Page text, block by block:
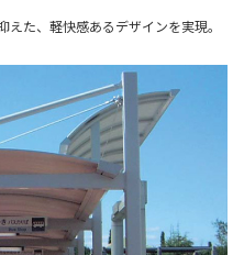
た、軽快感あるデザインを実現。